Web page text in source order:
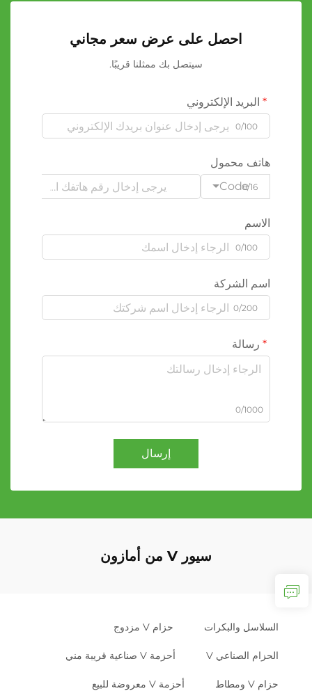
احصل على عرض سعر مجاني
سيتصل بك ممثلنا قريبًا.
البريد الإلكتروني
0/100
هاتف محمول
Code0/16
الاسم
0/100
اسم الشركة
0/200
رسالة
0/1000
إرسال
سيور V من أمازون
السلاسل والبكرات حزام V مزدوج
الحزام الصناعي V أحزمة V صناعية قريبة مني
حزام V ومطاط أحزمة V معروضة للبيع